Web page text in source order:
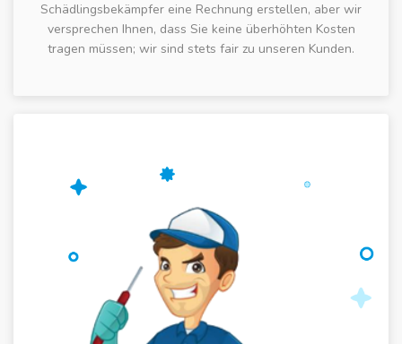
Schädlingsbekämpfer eine Rechnung erstellen, aber wir
versprechen Ihnen, dass Sie keine überhöhten Kosten
tragen müssen; wir sind stets fair zu unseren Kunden.